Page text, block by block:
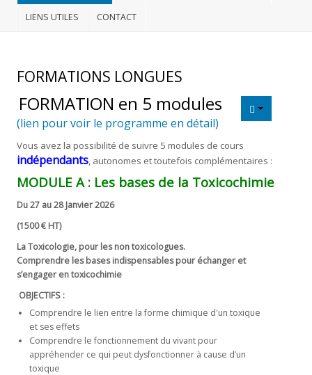
LIENS UTILES CONTACT
FORMATIONS LONGUES
FORMATION en 5 modules
(lien pour voir le programme en détail)
Vous avez la possibilité de suivre 5 modules de cours
indépendants, autonomes et toutefois complémentaires :
MODULE A : Les bases de la Toxicochimie
Du 27 au 28 Janvier 2026
(1500 € HT)
La Toxicologie, pour les non toxicologues.
Comprendre les bases indispensables pour échanger et
s’engager en toxicochimie
OBJECTIFS :
Comprendre le lien entre la forme chimique d'un toxique
et ses effets
Comprendre le fonctionnement du vivant pour
appréhender ce qui peut dysfonctionner à cause d’un
toxique